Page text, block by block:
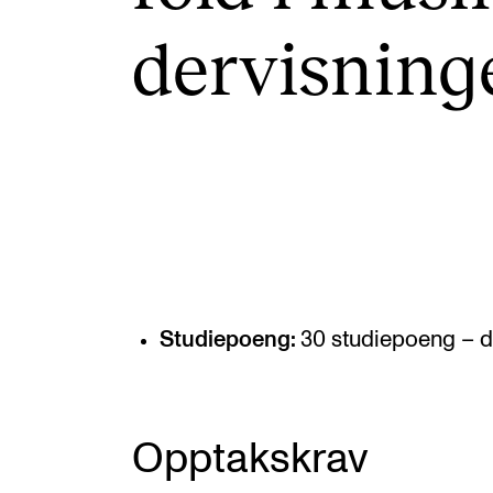
Policies and Regulations
Report Unwanted Conduct
Studiepoeng: 30 studiepoeng –
Opptakskrav